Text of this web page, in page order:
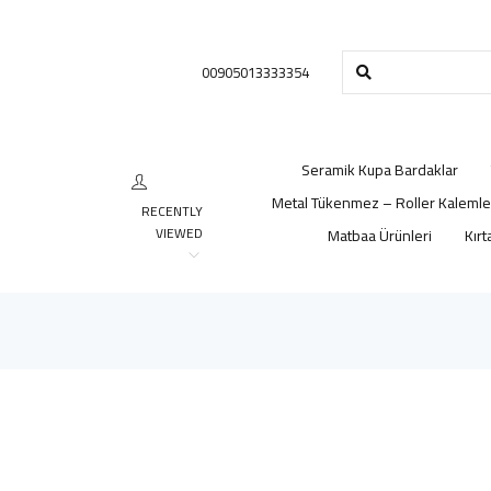
00905013333354
Seramik Kupa Bardaklar
Metal Tükenmez – Roller
Matbaa Ürünleri
RECENTLY
VIEWED